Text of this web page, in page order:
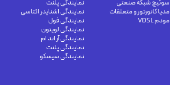
سوئیچ شبکه صنعتی
مدیا کانورتور و متعلقات
مودم VDSL
نمایندگی پلنت
نمایندگی اشنایدر اکتاسی
نمایندگی فول
نمایندگی لویتون
نمایندگی آر اند ام
نمایندگی پلنت
نمایندگی سیسکو